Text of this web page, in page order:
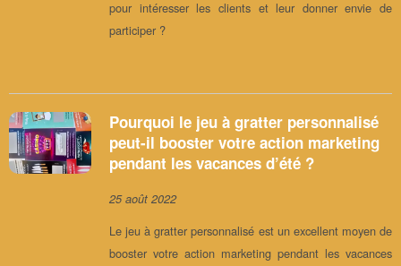
pour intéresser les clients et leur donner envie de
participer ?
Pourquoi le jeu à gratter personnalisé
peut-il booster votre action marketing
pendant les vacances d’été ?
25 août 2022
Le jeu à gratter personnalisé est un excellent moyen de
booster votre action marketing pendant les vacances